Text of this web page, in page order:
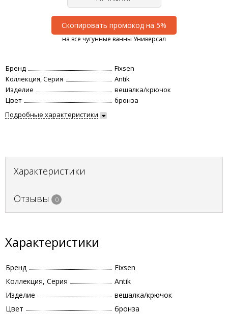
Скопировать промокод на 5%
на все чугунные ванны Универсал
Бренд
Fixsen
Коллекция, Серия
Antik
Изделие
вешалка/крючок
Цвет
бронза
Подробные характеристики
Характеристики
Отзывы 0
Характеристики
Бренд
Fixsen
Коллекция, Серия
Antik
Изделие
вешалка/крючок
Цвет
бронза